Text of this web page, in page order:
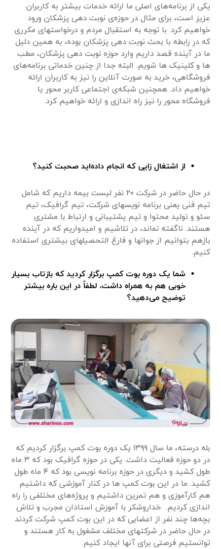
یکی از برنامه‌های اصلی ما ارائه خدمات بیشتر به کاربران
عزیز است، برای مثال در حوزه‌ی نوبت دهی پزشکان ورود
خواهیم کرد. با توجه به استقبال مردم و درخواستهای مکرری
که در رابطه با بحث نوبت دهی پزشکان بوده، به همین دلیل
ما در آینده قصد داریم وارد حوزه نوبت دهی پزشکان، مطب
ها و کلینیک ها شویم. البته جدا از چنین خدماتی برنامه‌های
فروشگاهی، خرید به صورت آنلاین را نیز به کاربران ارائه
خواهیم داد. همچنین شبکه‌ی اجتماعی کاربر محور یا
فروشگاه محور را نیز راه اندازی و ارائه خواهیم کرد.
از اشتغال زایی که انجام داده‌اید صحبت کنید؟
در حال حاضر در شرکت ۲۰ نفر لیست بیمه داریم که شامل
تیم فنی یعنی برنامه نویسهای شرکت، تیم گرافیک، تیم
سئو و تولید محتوا و تیم پشتیبانی و ارتباط با مشتری
هستند. ناگفته نماند، در تلاشیم و امیدواریم که در آینده
بازهم بتوانیم از جوانها و فارغ التحصیلهای بیشتری استفاده
کنیم.
شما یک دوره بوت کمپ برگزار کردید که بازتاب بسیار
خوبی هم به همراه داشت، لطفاً در این باره بیشتر
توضیح می‌دهید؟
بله درسته، ما سال ۱۳۹۹ یک دوره بوت کمپ برگزار کردیم که
در دو حوزه فعالیت داشت. یکی در حوزه گرافیک بود که ۳ ماه
طول کشید و دیگری در حوزه برنامه نویسی بود که ۴ ماه طول
کشید. ما در این بوت کمپ ها در کنار آموزشی که داشتیم
هم کارآموزی و هم تمرین داشتیم و پروژه‌های مختلفی را راه
اندازی کردیم. خداروشکر با آموزش استادان مجرب و تلاش
بچه‌ها چند نفر از اعضایی که در این بوت کمپ شرکت کردند
در حال حاضر در شرکتهای مختلف مشغول به کار هستند و
توانستیم فرصتی برای آنها ایجاد کنیم.